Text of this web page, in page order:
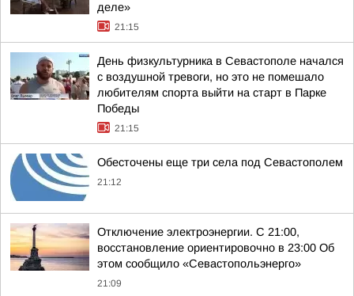
деле»
21:15
День физкультурника в Севастополе начался
с воздушной тревоги, но это не помешало
любителям спорта выйти на старт в Парке
Победы
21:15
Обесточены еще три села под Севастополем
21:12
Отключение электроэнергии. С 21:00,
восстановление ориентировочно в 23:00 Об
этом сообщило «Севастопольэнерго»
21:09